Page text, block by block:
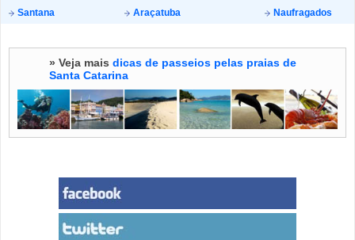
Santana
Araçatuba Naufragados
» Veja mais dicas de passeios pelas praias de
Santa Catarina